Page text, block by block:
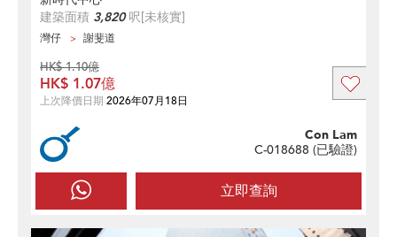
建築面積 3,820呎[未核實]
灣仔 謝斐道
立即查詢
Con Lam
C-018688 (已驗證)
HK$ 1.10億
HK$ 1.07億
上次降價日期 2026年07月18日